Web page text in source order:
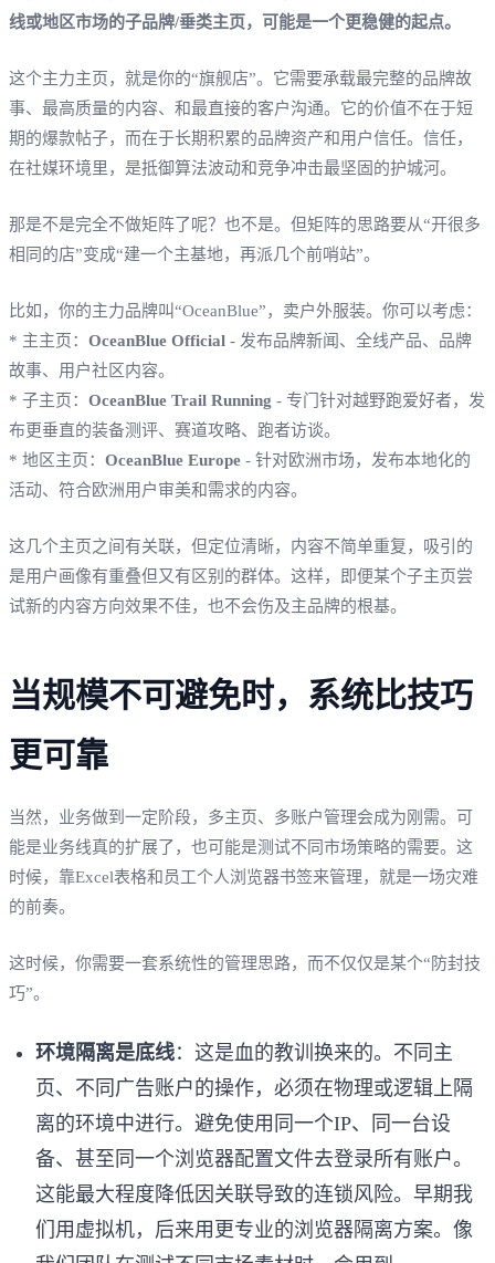
线或地区市场的子品牌/垂类主页，可能是一个更稳健的起点。
这个主力主页，就是你的“旗舰店”。它需要承载最完整的品牌故
事、最高质量的内容、和最直接的客户沟通。它的价值不在于短
期的爆款帖子，而在于长期积累的品牌资产和用户信任。信任，
在社媒环境里，是抵御算法波动和竞争冲击最坚固的护城河。
那是不是完全不做矩阵了呢？也不是。但矩阵的思路要从“开很多
相同的店”变成“建一个主基地，再派几个前哨站”。
比如，你的主力品牌叫“OceanBlue”，卖户外服装。你可以考虑：
* 主主页： OceanBlue Official - 发布品牌新闻、全线产品、品牌
故事、用户社区内容。
* 子主页： OceanBlue Trail Running - 专门针对越野跑爱好者，发
布更垂直的装备测评、赛道攻略、跑者访谈。
* 地区主页： OceanBlue Europe - 针对欧洲市场，发布本地化的
活动、符合欧洲用户审美和需求的内容。
这几个主页之间有关联，但定位清晰，内容不简单重复，吸引的
是用户画像有重叠但又有区别的群体。这样，即便某个子主页尝
试新的内容方向效果不佳，也不会伤及主品牌的根基。
当规模不可避免时，系统比技巧
更可靠
当然，业务做到一定阶段，多主页、多账户管理会成为刚需。可
能是业务线真的扩展了，也可能是测试不同市场策略的需要。这
时候，靠Excel表格和员工个人浏览器书签来管理，就是一场灾难
的前奏。
这时候，你需要一套系统性的管理思路，而不仅仅是某个“防封技
巧”。
环境隔离是底线：这是血的教训换来的。不同主
页、不同广告账户的操作，必须在物理或逻辑上隔
离的环境中进行。避免使用同一个IP、同一台设
备、甚至同一个浏览器配置文件去登录所有账户。
这能最大程度降低因关联导致的连锁风险。早期我
们用虚拟机，后来用更专业的浏览器隔离方案。像